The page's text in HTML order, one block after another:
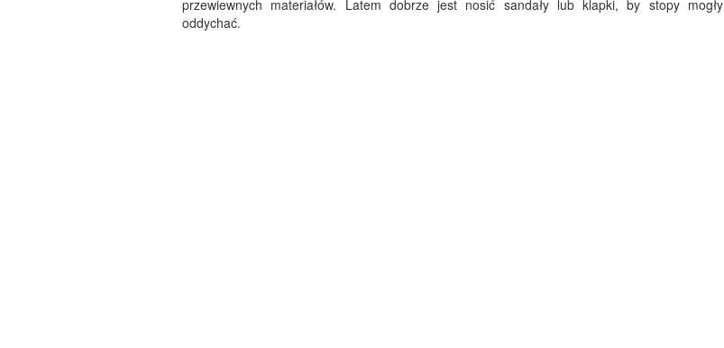
przewiewnych materiałów. Latem dobrze jest nosić sandały lub klapki, by stopy mogły
oddychać.